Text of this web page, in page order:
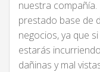
nuestra
prestado base de
negocios, ya que
estarás
dañinas y mal